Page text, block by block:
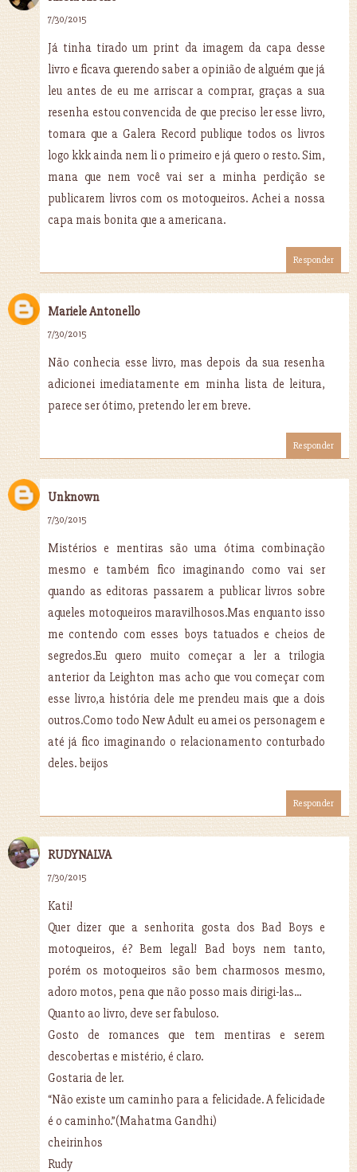
7/30/2015
Já tinha tirado um print da imagem da capa desse
livro e ficava querendo saber a opinião de alguém que já
leu antes de eu me arriscar a comprar, graças a sua
resenha estou convencida de que preciso ler esse livro,
tomara que a Galera Record publique todos os livros
logo kkk ainda nem li o primeiro e já quero o resto. Sim,
mana que nem você vai ser a minha perdição se
publicarem livros com os motoqueiros. Achei a nossa
capa mais bonita que a americana.
Responder
Mariele Antonello
7/30/2015
Não conhecia esse livro, mas depois da sua resenha
adicionei imediatamente em minha lista de leitura,
parece ser ótimo, pretendo ler em breve.
Responder
Unknown
7/30/2015
Mistérios e mentiras são uma ótima combinação
mesmo e também fico imaginando como vai ser
quando as editoras passarem a publicar livros sobre
aqueles motoqueiros maravilhosos.Mas enquanto isso
me contendo com esses boys tatuados e cheios de
segredos.Eu quero muito começar a ler a trilogia
anterior da Leighton mas acho que vou começar com
esse livro,a história dele me prendeu mais que a dois
outros.Como todo New Adult eu amei os personagem e
até já fico imaginando o relacionamento conturbado
deles. beijos
Responder
RUDYNALVA
7/30/2015
Kati!
Quer dizer que a senhorita gosta dos Bad Boys e
motoqueiros, é? Bem legal! Bad boys nem tanto,
porém os motoqueiros são bem charmosos mesmo,
adoro motos, pena que não posso mais dirigi-las...
Quanto ao livro, deve ser fabuloso.
Gosto de romances que tem mentiras e serem
descobertas e mistério, é claro.
Gostaria de ler.
“Não existe um caminho para a felicidade. A felicidade
é o caminho.”(Mahatma Gandhi)
cheirinhos
Rudy